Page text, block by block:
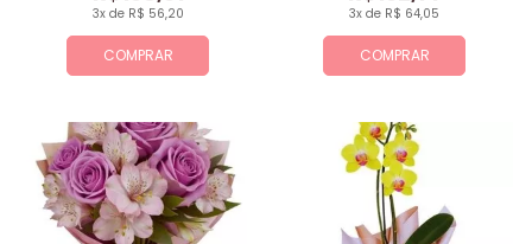
COMPRAR
3x de R$ 56,20
COMPRAR
3x de R$ 64,05